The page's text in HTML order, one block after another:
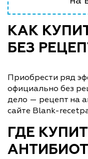
КАК
БЕЗ
Приобрести ряд
официально без
дело — рецепт на
сайте Blank-
ГДЕ